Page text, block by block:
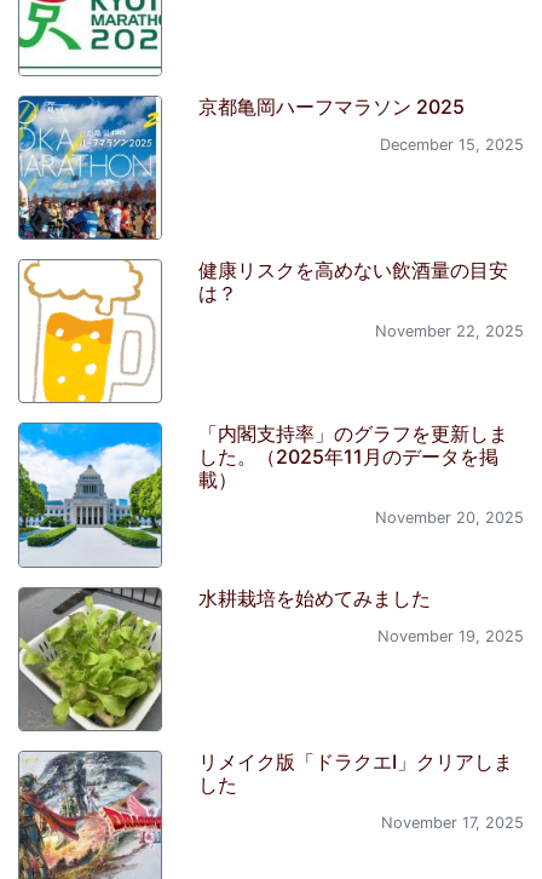
京都亀岡ハーフマラソン 2025
December 15, 2025
健康リスクを高めない飲酒量の目安
は？
November 22, 2025
「内閣支持率」のグラフを更新しま
した。（2025年11月のデータを掲
載）
November 20, 2025
水耕栽培を始めてみました
November 19, 2025
リメイク版「ドラクエI」クリアしま
した
November 17, 2025